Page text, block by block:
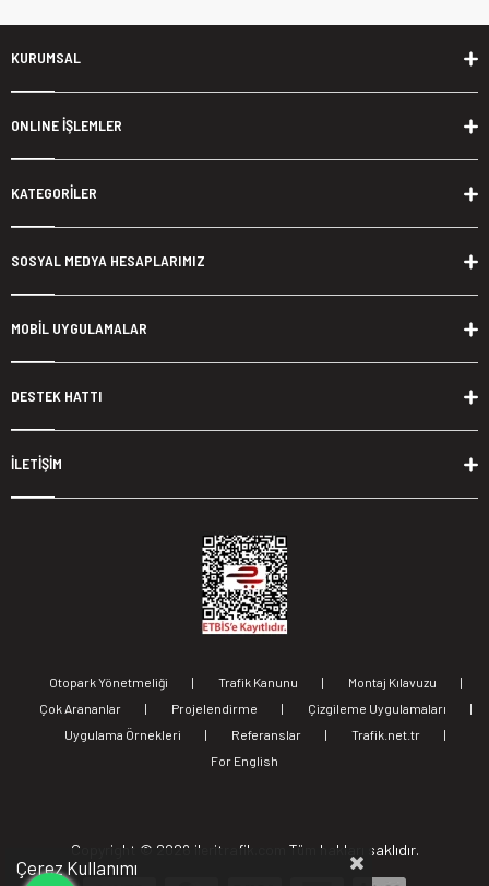
KURUMSAL
ONLINE İŞLEMLER
KATEGORİLER
SOSYAL MEDYA HESAPLARIMIZ
MOBİL UYGULAMALAR
DESTEK HATTI
İLETİŞİM
Otopark Yönetmeliği | Trafik Kanunu | Montaj Kılavuzu
|
Çok Arananlar
| Projelendirme | Çizgileme Uygulamaları
|
Uygulama Örnekleri
| Referanslar | Trafik.net.tr
|
For English
Copyright © 2026 ileritrafik.com Tüm hakları saklıdır.
Çerez Kullanımı